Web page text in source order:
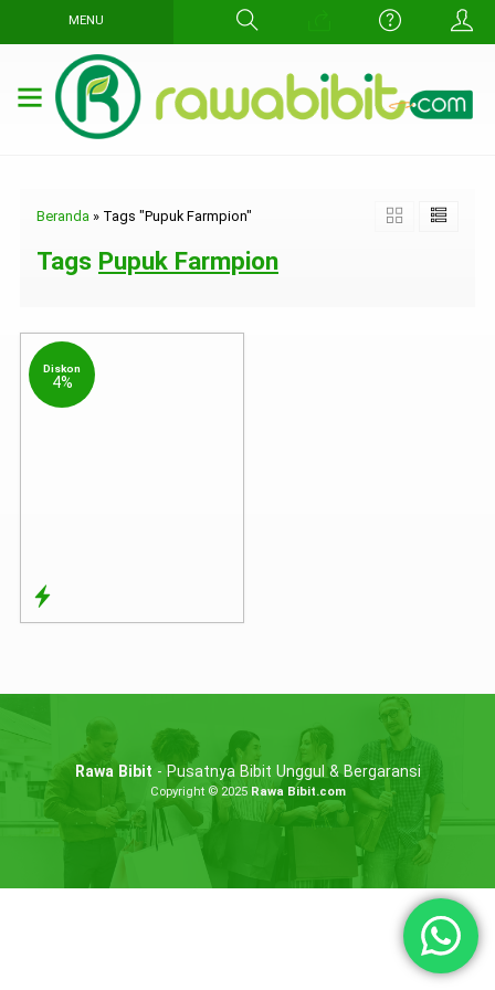
MENU
Beranda » Tags "Pupuk Farmpion"
Tags Pupuk Farmpion
Diskon
4%
Rawa Bibit - Pusatnya Bibit Unggul & Bergaransi
Copyright © 2025 Rawa Bibit.com